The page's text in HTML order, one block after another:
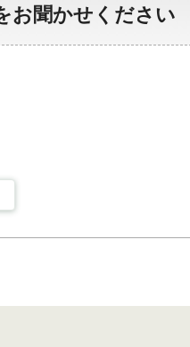
お聞かせください